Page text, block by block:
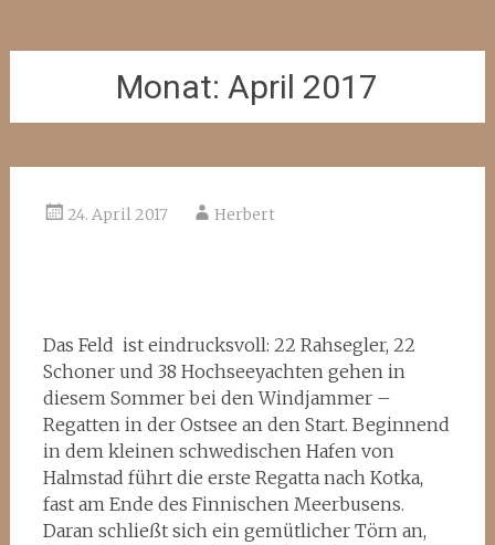
Monat:April 2017
24. April 2017 Herbert
Das Feld ist eindrucksvoll: 22 Rahsegler, 22
Schoner und 38 Hochseeyachten gehen in
diesem Sommer bei den Windjammer –
Regatten in der Ostsee an den Start. Beginnend
in dem kleinen schwedischen Hafen von
Halmstad führt die erste Regatta nach Kotka,
fast am Ende des Finnischen Meerbusens.
Daran schließt sich ein gemütlicher Törn an,